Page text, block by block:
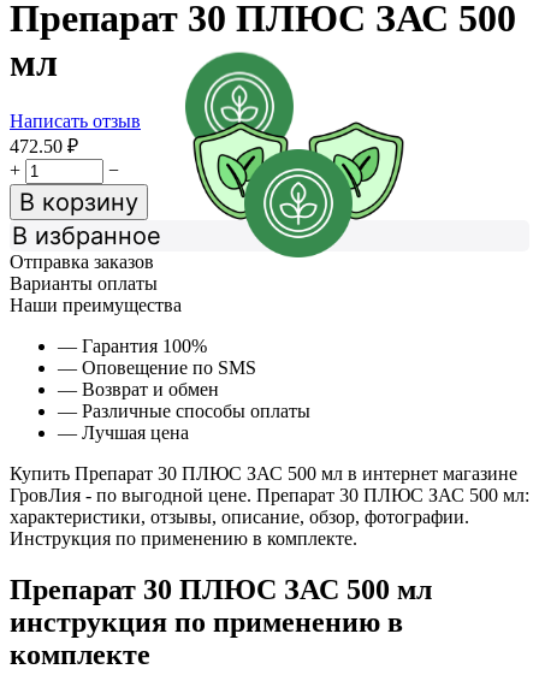
Препарат 30 ПЛЮС ЗАС 500
мл
Написать отзыв
472.50 ₽
+
−
В корзину
В избранное
Отправка заказов
Варианты оплаты
Наши преимущества
— Гарантия 100%
— Оповещение по SMS
— Возврат и обмен
— Различные способы оплаты
— Лучшая цена
Купить Препарат 30 ПЛЮС ЗАС 500 мл в интернет магазине
ГровЛия - по выгодной цене. Препарат 30 ПЛЮС ЗАС 500 мл:
характеристики, отзывы, описание, обзор, фотографии.
Инструкция по применению в комплекте.
Препарат 30 ПЛЮС ЗАС 500 мл
инструкция по применению в
комплекте